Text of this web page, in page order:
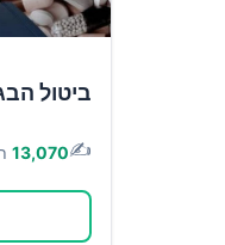
ביטול
✍️
13,070